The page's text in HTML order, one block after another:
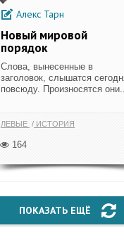
Алекс Тарн
Новый мировой
порядок
Слова, вынесенные в
заголовок, слышатся
повсюду. Произносятся
ЛЕВЫЕ ИСТОРИЯ
164
ПОКАЗАТЬ ЕЩЁ